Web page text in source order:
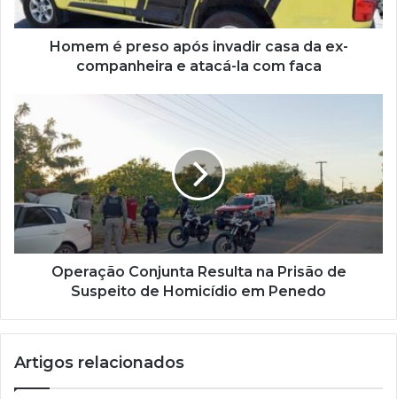
Homem é preso após invadir casa da ex-
companheira e atacá-la com faca
Operação Conjunta Resulta na Prisão de
Suspeito de Homicídio em Penedo
Artigos relacionados